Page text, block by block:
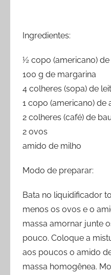
Ingredientes:
½ copo (americano)
100 g de margarina
4 colheres (sopa) de
1 copo (americano) de
2 colheres (café) de
2 ovos
amido de milho
Modo de preparar:
Bata no liquidificador
menos os ovos e o
massa amornar junte
pouco. Coloque a
aos poucos o amido
massa homogênea.